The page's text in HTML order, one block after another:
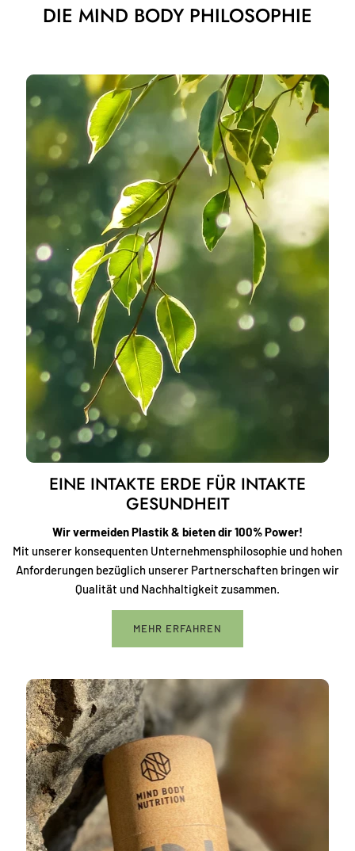
DIE MIND BODY PHILOSOPHIE
EINE INTAKTE ERDE FÜR INTAKTE
GESUNDHEIT
Wir vermeiden Plastik & bieten dir 100% Power!
Mit unserer konsequenten Unternehmensphilosophie und hohen
Anforderungen bezüglich unserer Partnerschaften bringen wir
Qualität und Nachhaltigkeit zusammen.
MEHR ERFAHREN